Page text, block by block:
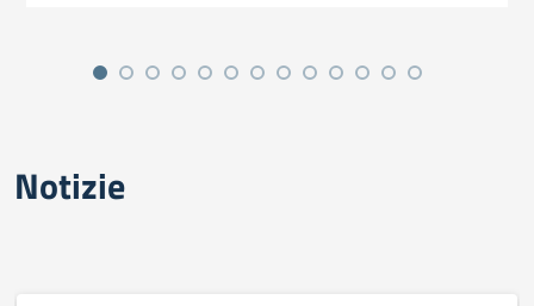
Notizie